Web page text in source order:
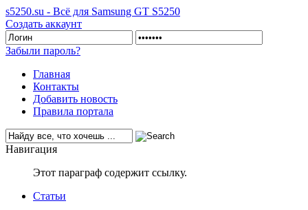
s5250.su - Всё для Samsung GT S5250
Создать аккаунт
Забыли пароль?
Главная
Контакты
Добавить новость
Правила портала
Навигация
Этот параграф содержит ссылку.
Статьи